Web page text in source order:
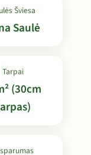
Šviesa
Saulė
Tarpai
(30cm